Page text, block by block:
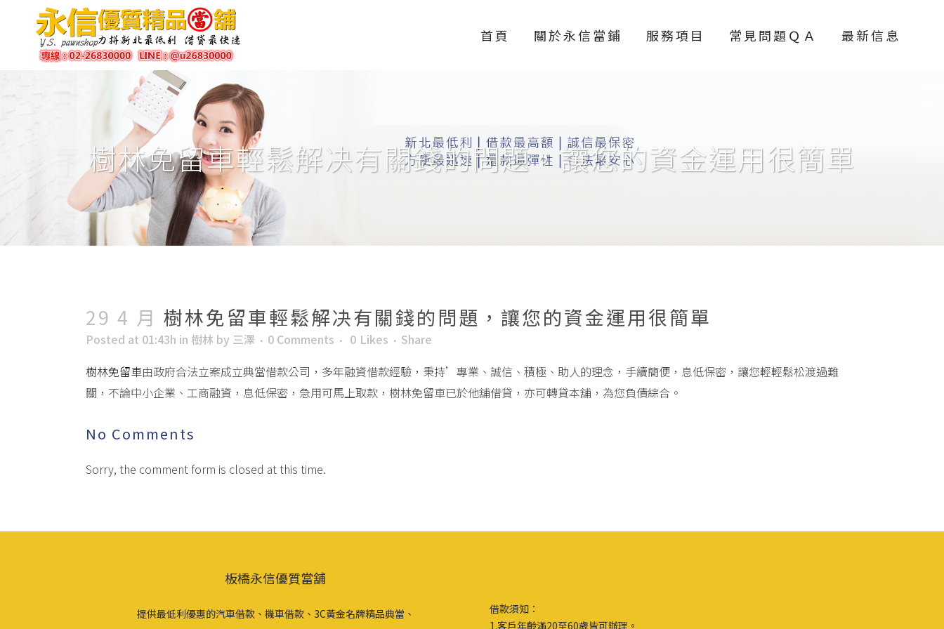
首頁 關於永信當鋪 服務項目 常見問題ＱＡ 最新信息
樹林免留車輕鬆解决有關錢的問題，讓您的資金運用很簡單
29 4 月 樹林免留車輕鬆解决有關錢的問題，讓您的資金運用很簡單
Posted at 01:43h in 樹林 by 三澤 0 Comments 0 Likes
Share
樹林免留車由政府合法立案成立典當借款公司，多年融資借款經驗，秉持’專業、誠信、積極、助人的理念，手續簡便，息低保密，讓您輕輕鬆松渡過難
關，不論中小企業、工商融資，息低保密，急用可馬上取款，樹林免留車已於他舖借貸，亦可轉貸本舖，為您負債綜合。
No Comments
Sorry, the comment form is closed at this time.
板橋永信優質當舖
提供最低利優惠的汽車借款、機車借款、3C黃金名牌精品典當、
借款須知：
1.客戶年齡滿20至60歲皆可辦理。